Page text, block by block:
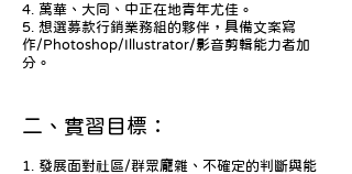
4. 萬華、大同、中正在地青年尤佳。
5. 想選募款行銷業務組的夥伴，具備文案寫
作/Photoshop/Illustrator/影音剪輯能力者加
分。
二、實習目標：
1. 發展面對社區/群眾龐雜、不確定的判斷與能